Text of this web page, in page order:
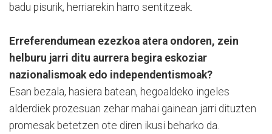
badu pisurik, herriarekin harro sentitzeak.
Erreferendumean ezezkoa atera ondoren, zein
helburu jarri ditu aurrera begira eskoziar
nazionalismoak edo independentismoak?
Esan bezala, hasiera batean, hegoaldeko ingeles
alderdiek prozesuan zehar mahai gainean jarri dituzten
promesak betetzen ote diren ikusi beharko da.